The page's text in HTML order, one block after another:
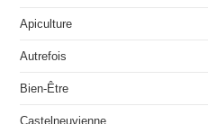
Apiculture
Autrefois
Bien-Être
Castelneuvienne